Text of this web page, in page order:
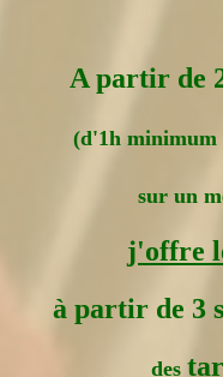
A partir de 2
(d'1h minimum
sur un
j'offre
à partir de 3
des